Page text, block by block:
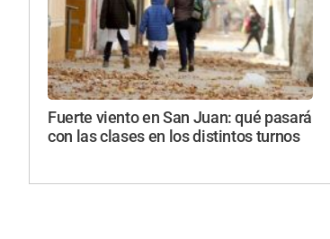
Fuerte viento en San Juan: qué pasará
con las clases en los distintos turnos